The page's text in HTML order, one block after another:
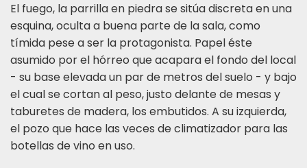
El fuego, la parrilla en piedra se sitúa discreta en una
esquina, oculta a buena parte de la sala, como
tímida pese a ser la protagonista. Papel éste
asumido por el hórreo que acapara el fondo del local
- su base elevada un par de metros del suelo - y bajo
el cual se cortan al peso, justo delante de mesas y
taburetes de madera, los embutidos. A su izquierda,
el pozo que hace las veces de climatizador para las
botellas de vino en uso.